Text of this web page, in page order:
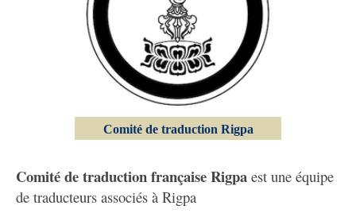
Comité de traduction Rigpa
Comité de traduction française Rigpa est une équipe
de traducteurs associés à Rigpa